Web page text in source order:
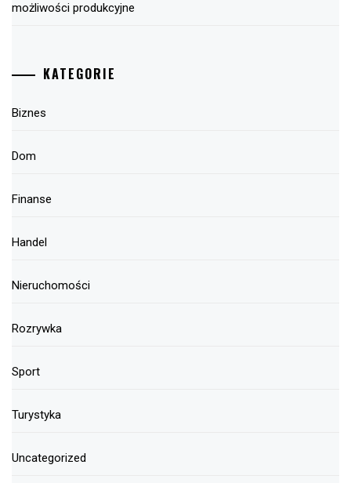
możliwości produkcyjne
KATEGORIE
Biznes
Dom
Finanse
Handel
Nieruchomości
Rozrywka
Sport
Turystyka
Uncategorized